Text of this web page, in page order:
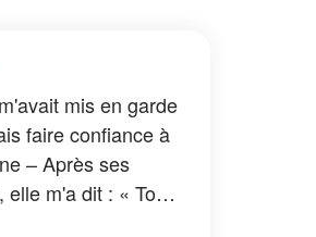
mis en garde
faire confiance à
– Après ses
elle m'a dit : « Ton
pas parce que